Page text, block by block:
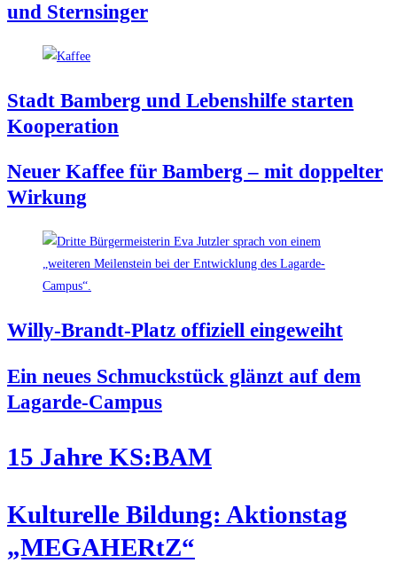
und Sternsinger
Stadt Bam­berg und Lebens­hil­fe star­ten
Kooperation
Neu­er Kaf­fee für Bam­berg – mit dop­pel­ter
Wirkung
Wil­ly-Brandt-Platz offi­zi­ell eingeweiht
Ein neu­es Schmuck­stück glänzt auf dem
Lagarde-Campus
15 Jah­re KS:BAM
Kul­tu­rel­le Bil­dung: Akti­ons­tag
„MEGA­HERtZ“